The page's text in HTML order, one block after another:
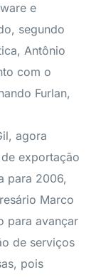
e
segundo
Antônio
com o
Furlan,
agora
exportação
para 2006,
Marco
para avançar
de serviços
pois